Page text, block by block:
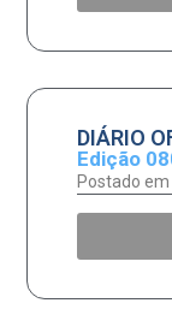
DIÁRIO
Edição
Postado